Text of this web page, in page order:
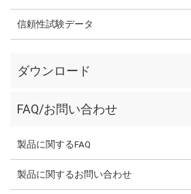
信頼性試験データ
ダウンロード
FAQ/お問い合わせ
製品に関するFAQ
製品に関するお問い合わせ